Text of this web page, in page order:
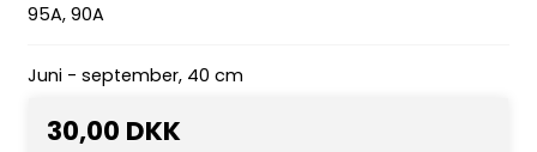
95A, 90A
Juni - september, 40 cm
30,00 DKK